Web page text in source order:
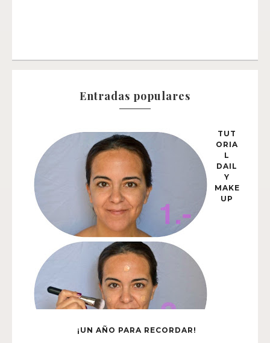
Entradas populares
TUT
ORIA
L
DAIL
Y
MAKE
UP
¡UN AÑO PARA RECORDAR!